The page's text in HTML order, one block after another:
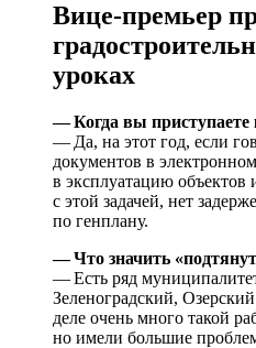
Вице-премьер
уроках
— Когда вы приступаете
— Да, на этот год, если
документов в
в эксплуатацию объектов
с этой задачей, нет
по генплану.
— Что значить
— Есть ряд
Зеленоградский,
деле очень много такой
но имели большие